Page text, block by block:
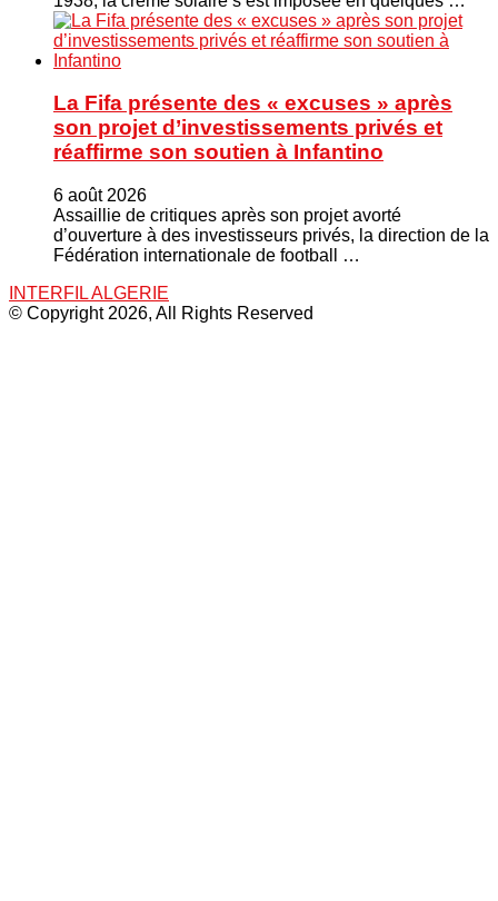
La Fifa présente des « excuses » après
son projet d’investissements privés et
réaffirme son soutien à Infantino
6 août 2026
Assaillie de critiques après son projet avorté
d’ouverture à des investisseurs privés, la direction de la
Fédération internationale de football …
INTERFIL ALGERIE
© Copyright 2026, All Rights Reserved